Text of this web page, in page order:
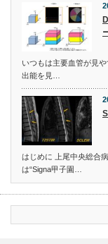
いつもは主要血管が見
出能を見…
はじめに 上尾中央総合
は“Signa甲子園…